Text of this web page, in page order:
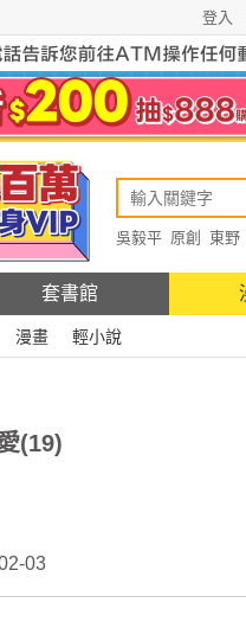
登入
吳毅平 原創 東野
套書館
漫畫 輕小說
(19)
03